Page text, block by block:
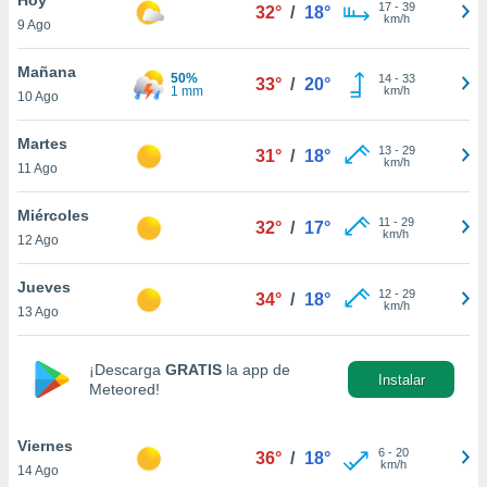
en
más
nuestra
de
aceptar
de
9 Ago
32° / 18° 17- 39
km/h
Mañana
10 Ago
50%
1 mm
33° / 20° 14- 33
km/h
Martes
11 Ago
31° / 18° 13- 29
km/h
Miércoles
12 Ago
32° / 17° 11 - 29
km/h
Jueves
13 Ago
34° / 18° 12- 29
km/h
¡Descarga GRATIS la app de
Meteored!
Instalar
Viernes
14 Ago
36° / 18° 6- 20
km/h